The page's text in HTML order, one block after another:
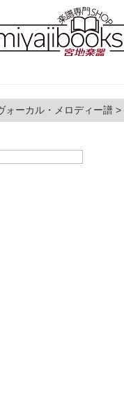
ォーカル・メロディー譜 >